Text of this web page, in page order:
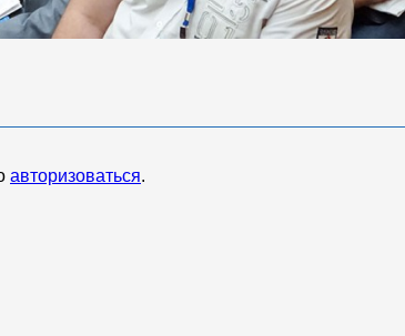
авторизоваться.